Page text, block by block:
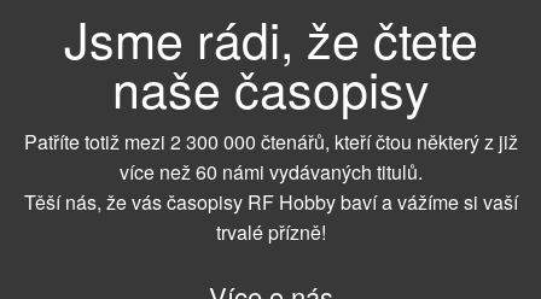
Jsme rádi, že čtete
naše časopisy
Patříte totiž mezi 2 300 000 čtenářů, kteří čtou některý z již
více než 60 námi vydávaných titulů.
Těší nás, že vás časopisy RF Hobby baví a vážíme si vaší
trvalé přízně!